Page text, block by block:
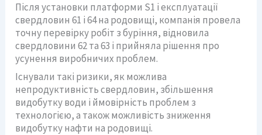
Після установки платформи S1 і експлуатації
свердловин 61 і 64 на родовищі, компанія провела
точну перевірку робіт з буріння, відновила
свердловини 62 та 63 і прийняла рішення про
усунення виробничих проблем.
Існували такі ризики, як можлива
непродуктивність свердловин, збільшення
видобутку води і ймовірність проблем з
технологією, а також можливість зниження
видобутку нафти на родовищі.